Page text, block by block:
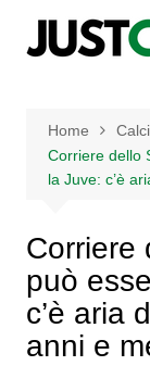
Home
Corriere dello
la Juve: c’è
Corriere
può
c’è aria
anni e